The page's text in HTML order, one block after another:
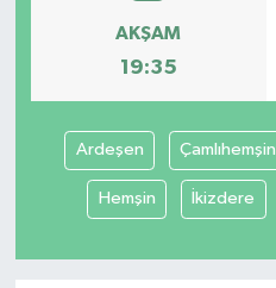
AKŞAM
19:35
Ardeşen Çamlıhemşin
Hemşin İkizdere